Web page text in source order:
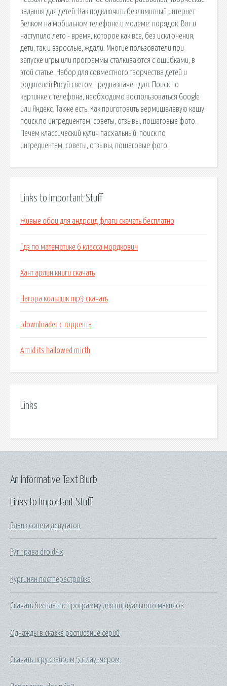
задания для детей. Как подключить безлимитный интернет
Велком на мобильном телефоне и модеме: порядок. Вот и
наступило лето - время, которое как все, без исключения,
дети, так и взрослые, ждали. Многие пользователи при
запуске игры или программы сталкиваются с ошибками, в
этой статье. Набор для совместного творчества детей и
родителей Рисуй светом предназначен для. Поиск по
картинке с телефона, необходимо воспользоваться Google
или Яндекс. Также есть. Как приготовить вермишелевую кашу:
поиск по ингредиентам, советы, отзывы, пошаговые фото.
Печем классический кулич пасхальный: поиск по
ингредиентам, советы, отзывы, пошаговые фото.
Links to Important Stuff
Живые обои для андроид флаги скачать бесплатно
Гдз по математике 6 класса мордкович
Хант арлин книги скачать
Нагора кольщик mp3 скачать
Jdownloader с торрента
Amid its hallowed mirth
Links
Links to Important Stuff
Бланк совета депутатов
Рут права droid4x
Кургинян постперестройка
Скачать бесплатно программу для виртуального макияжа
Однажды в сказке расписание серий
Скачать игру скайрим 5 с лаунчером
An Informative Text Blurb